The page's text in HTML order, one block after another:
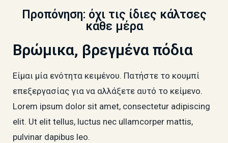
Προπόνηση: όχι τις ίδιες κάλτσες
κάθε μέρα
Βρώμικα, βρεγμένα πόδια
Είμαι μία ενότητα κειμένου. Πατήστε το κουμπί
επεξεργασίας για να αλλάξετε αυτό το κείμενο.
Lorem ipsum dolor sit amet, consectetur adipiscing
elit. Ut elit tellus, luctus nec ullamcorper mattis,
pulvinar dapibus leo.